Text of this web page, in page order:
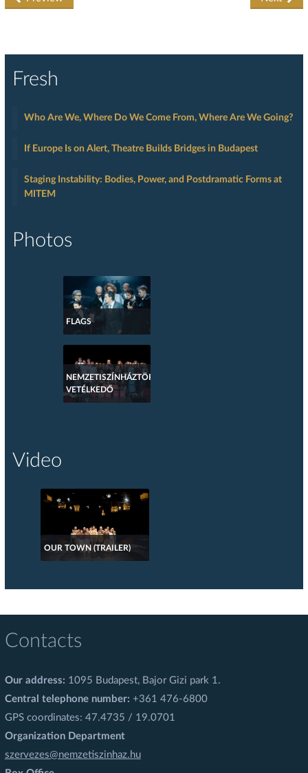
Fresh
Who Are We, Where Do We Come From, Where Are We Going?
If Europe Is on Alert, Theatre Builds Bridges in Budapest
Staging Instability: Bodies, Power, and Postdramatic Forms at
MITEM
Photos
FLAGS
NEMZETISZÍNHÁZTÖRTÉNETI
VETÉLKEDŐ
Video
OUR TOWN (TRAILER)
Contacts
Our address: 1095 Budapest, Bajor Gizi park 1.
Central telephone number: +361 476-6800
GPS coordinates: 47.4735 / 19.0701
Organization Department
szervezes@nemzetiszinhaz.hu